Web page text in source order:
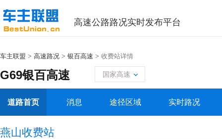
高速公路路况实时发布平台
车主联盟 > 高速路况 > 银百高速 > 收费站详情
G69银百高速 国家高速
道路首页 消息 途径区域 实时路况
燕山收费站